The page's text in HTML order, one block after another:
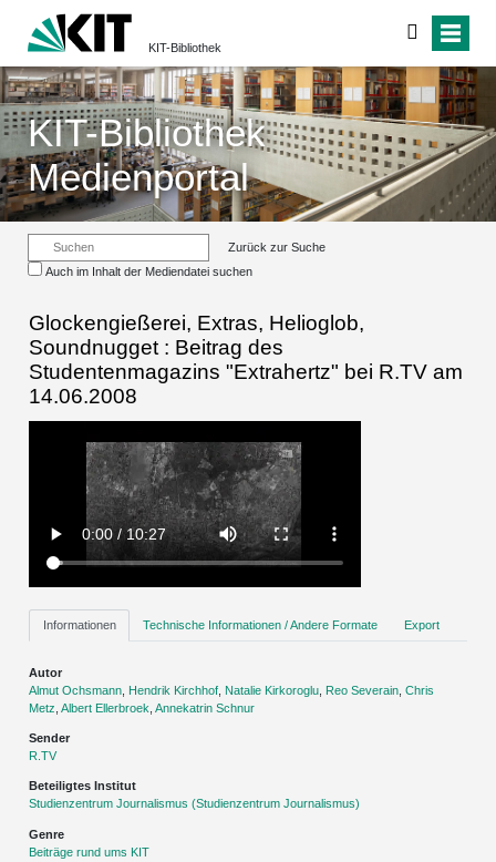
KIT-Bibliothek
KIT-Bibliothek
Medienportal
Zurück zur Suche
Auch im Inhalt der Mediendatei suchen
Glockengießerei, Extras, Helioglob,
Soundnugget : Beitrag des
Studentenmagazins "Extrahertz" bei R.TV am
14.06.2008
Informationen Technische Informationen / Andere Formate Export
Autor
Almut Ochsmann Hendrik Kirchhof Natalie Kirkoroglu Reo Severain ,Chris
Metz ,Albert Ellerbroek ,Annekatrin Schnur
Sender
R.TV
Beteiligtes Institut
Studienzentrum Journalismus (Studienzentrum Journalismus)
Genre
Beiträge rund ums KIT